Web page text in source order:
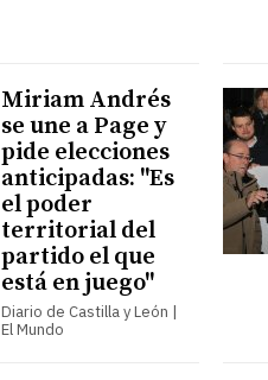
Miriam Andrés
se une a Page y
pide elecciones
anticipadas: "Es
el poder
territorial del
partido el que
está en juego"
Diario de Castilla y León |
El Mundo